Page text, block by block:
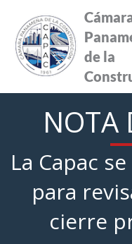
contenido
de la
NOTA
La Capac
para
cierre